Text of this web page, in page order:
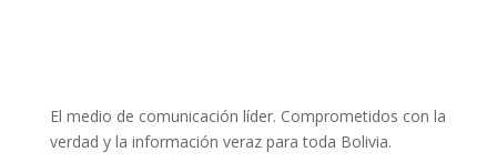
El medio de comunicación líder. Comprometidos con la
verdad y la información veraz para toda Bolivia.